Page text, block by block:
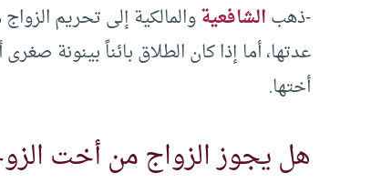
-ذهبالشافعيةوالمالكية إلى تحريم
عدتها، أما إذا كان الطلاق بائناً بينونة
أختها.
هل يجوز الزواج من أخت